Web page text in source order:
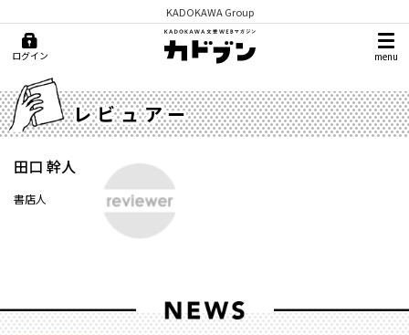
KADOKAWA Group
ログイン menu
レビュアー
田口 幹人
書店人